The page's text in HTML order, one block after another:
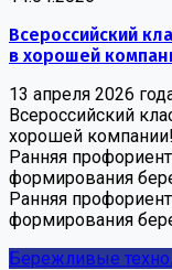
Всероссийский
в хорошей
13 апреля 2026
Всероссийский
хорошей
Ранняя
формирования
Ранняя
формирования
Бережливые